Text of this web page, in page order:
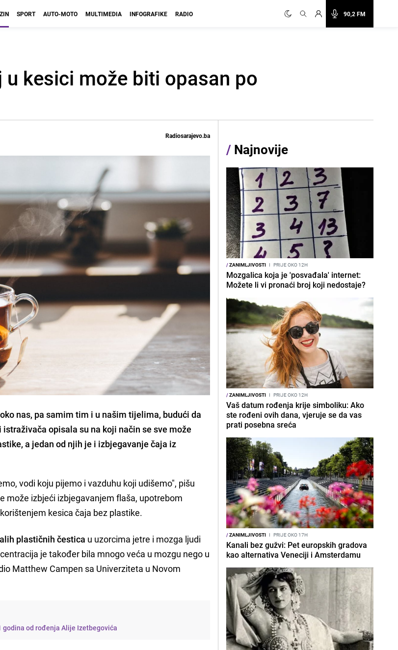
90,2 FM
SPORT AUTO-MOTO MULTIMEDIA INFOGRAFIKE RADIO
kesici može biti opasan po
Radiosarajevo.ba
nas, pa samim tim i u našim tijelima, budući da
opisala su na koji način se sve može
a jedan od njih je i izbjegavanje čaja iz
vodi koju pijemo i vazduhu koji udišemo", pišu
može izbjeći izbjegavanjem flaša, upotrebom
kesica čaja bez plastike.
plastičnih čestica u uzorcima jetre i mozga ljudi
je također bila mnogo veća u mozgu nego u
Matthew Campen sa Univerziteta u Novom
godina od rođenja Alije Izetbegovića
/ Najnovije
/ZANIMLJIVOSTI I PRIJE OKO 12H
Mozgalica koja je 'posvađala' internet:
Možete li vi pronaći broj koji nedostaje?
/ZANIMLJIVOSTI I PRIJE OKO 12H
Vaš datum rođenja krije simboliku: Ako
ste rođeni ovih dana, vjeruje se da vas
prati posebna sreća
/ZANIMLJIVOSTI I PRIJE OKO 17H
Kanali bez gužvi: Pet europskih gradova
kao alternativa Veneciji i Amsterdamu